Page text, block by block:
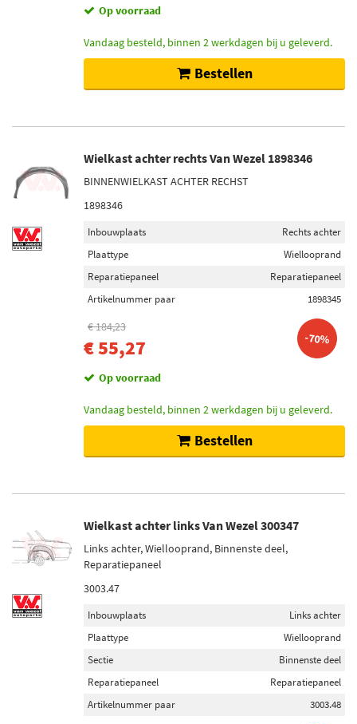
Op voorraad
Vandaag besteld, binnen 2 werkdagen bij u geleverd.
Bestellen
Wielkast achter rechts Van Wezel 1898346
BINNENWIELKAST ACHTER RECHST
1898346
Inbouwplaats
Rechts achter
Plaattype
Wiellooprand
Reparatiepaneel
Reparatiepaneel
Artikelnummer paar
1898345
€ 184,23
€ 55,27 -70%
Op voorraad
Vandaag besteld, binnen 2 werkdagen bij u geleverd.
Bestellen
Wielkast achter links Van Wezel 300347
Links achter, Wiellooprand, Binnenste deel,
Reparatiepaneel
3003.47
Inbouwplaats
Links achter
Plaattype
Wiellooprand
Sectie
Binnenste deel
Reparatiepaneel
Reparatiepaneel
Artikelnummer paar
3003.48